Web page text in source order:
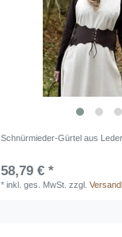
Schnürmieder-Gürtel aus
58,79 € *
*inkl. ges. MwSt. zzgl.